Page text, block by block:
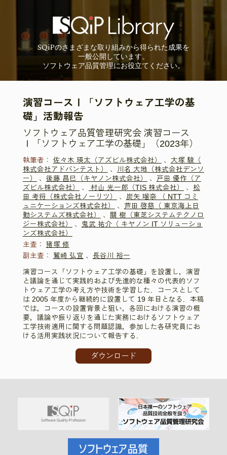
SQiPのさまざまな取り組みから得られた成果を
一般公開しています。
ソフトウェア品質管理にお役立てください。
演習コースⅠ「ソフトウェア工学の基
礎」活動報告
ソフトウェア品質管理研究会 演習コース
Ⅰ「ソフトウェア工学の基礎」（2023年）
執筆者： 佐々木 瑛太（アズビル株式会社） 、 大塚 駿（
株式会社アドバンテスト）
、 川名 大地（株式会社デンソ
ー）
、 後藤 昌巳（キヤノン株式会社） 、 戸田 優作（ア
ズビル株式会社）
、 村山 光一郎（TIS 株式会社） 、 松
田 考将（株式会社ノーリツ）
、 炭矢 瑠奈 （ NTT コミ
ュニケーションズ株式会社）
、 芦田 啓慈（ 東京海上日
動システムズ株式会社）
、
關 樹（東芝システムテクノロ
ジー株式会社）
、
鬼武 祐介（ キヤノン IT ソリューショ
ンズ株式会社）
主査：
猪塚 修
副主査：
鷲崎 弘宜 、 長谷川 裕一
演習コース「ソフトウェア工学の基礎」を設置し，演習
と議論を通じて実践的および先進的な種々の代表的ソフ
トウェア工学の考え方や技術を学習した．コースとして
は 2005 年度から継続的に設置して 19 年目となる．本稿
では，コースの設置背景と狙い，各回における演習の概
要，議論や振り返りを通じた実務におけるソフトウェア
工学技術適用に関する問題認識，参加した各研究員にお
ける活用実践状況について報告する．
ダウンロード